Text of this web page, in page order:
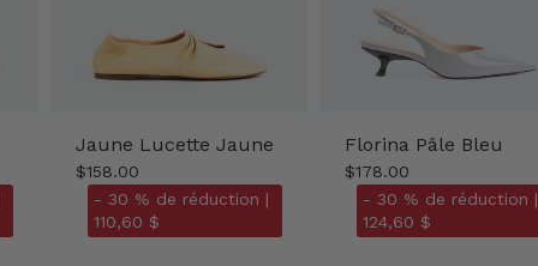
Jaune Lucette Jaune
$158.00
- 30 % de réduction |
110,60 $
Florina Pâle Bleu
$178.00
- 30 % de réduction |
124,60 $